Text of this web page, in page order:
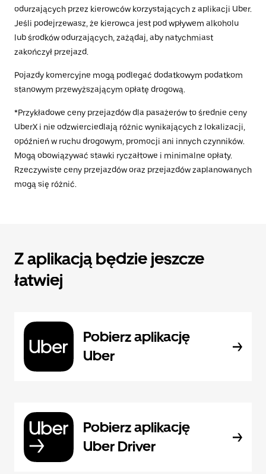
odurzających przez kierowców korzystających z aplikacji Uber.
Jeśli podejrzewasz, że kierowca jest pod wpływem alkoholu
lub środków odurzających, zażądaj, aby natychmiast
zakończył przejazd.
Pojazdy komercyjne mogą podlegać dodatkowym podatkom
stanowym przewyższającym opłatę drogową.
*Przykładowe ceny przejazdów dla pasażerów to średnie ceny
UberX i nie odzwierciedlają różnic wynikających z lokalizacji,
opóźnień w ruchu drogowym, promocji ani innych czynników.
Mogą obowiązywać stawki ryczałtowe i minimalne opłaty.
Rzeczywiste ceny przejazdów oraz przejazdów zaplanowanych
mogą się różnić.
Z aplikacją będzie jeszcze
łatwiej
Pobierz aplikację
Uber
Pobierz aplikację
Uber Driver